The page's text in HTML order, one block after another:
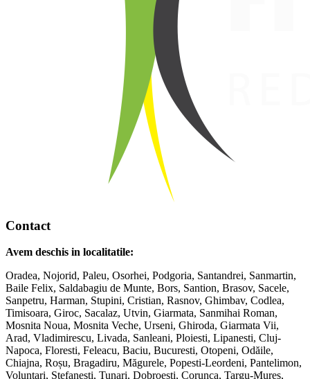
Contact
Avem deschis in localitatile:
Oradea, Nojorid, Paleu, Osorhei, Podgoria, Santandrei, Sanmartin,
Baile Felix, Saldabagiu de Munte, Bors, Santion, Brasov, Sacele,
Sanpetru, Harman, Stupini, Cristian, Rasnov, Ghimbav, Codlea,
Timisoara, Giroc, Sacalaz, Utvin, Giarmata, Sanmihai Roman,
Mosnita Noua, Mosnita Veche, Urseni, Ghiroda, Giarmata Vii,
Arad, Vladimirescu, Livada, Sanleani, Ploiesti, Lipanesti, Cluj-
Napoca, Floresti, Feleacu, Baciu, Bucuresti, Otopeni, Odăile,
Chiajna, Roșu, Bragadiru, Măgurele, Popesti-Leordeni, Pantelimon,
Voluntari, Stefanesti, Tunari, Dobroești, Corunca, Targu-Mures,